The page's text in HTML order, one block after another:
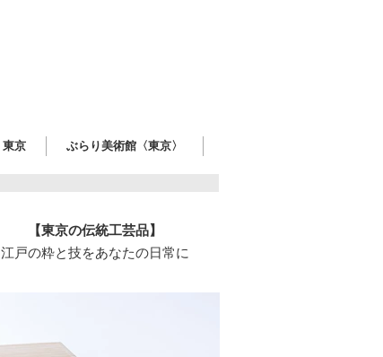
京 ぶらり美術館〈東京〉
【東京の伝統工芸品】
江戸の粋と技をあなたの日常に